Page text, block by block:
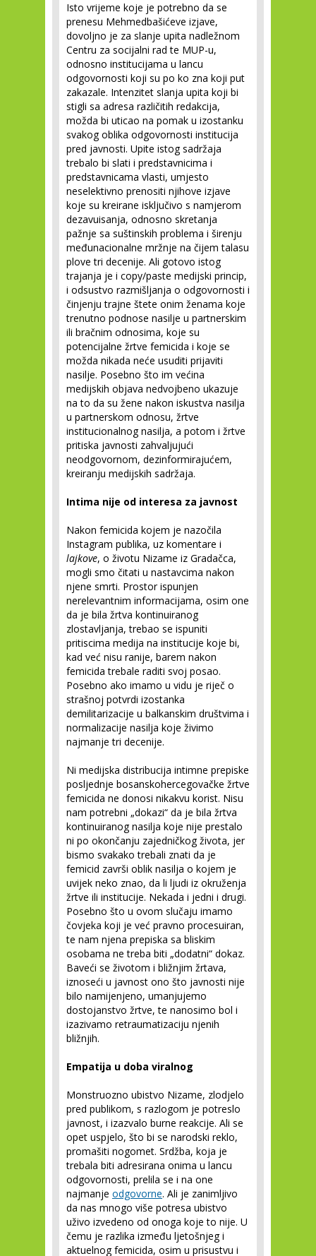
Isto vrijeme koje je potrebno da se
prenesu Mehmedbašićeve izjave,
dovoljno je za slanje upita nadležnom
Centru za socijalni rad te MUP-u,
odnosno institucijama u lancu
odgovornosti koji su po ko zna koji put
zakazale. Intenzitet slanja upita koji bi
stigli sa adresa različitih redakcija,
možda bi uticao na pomak u izostanku
svakog oblika odgovornosti institucija
pred javnosti. Upite istog sadržaja
trebalo bi slati i predstavnicima i
predstavnicama vlasti, umjesto
neselektivno prenositi njihove izjave
koje su kreirane isključivo s namjerom
dezavuisanja, odnosno skretanja
pažnje sa suštinskih problema i širenju
međunacionalne mržnje na čijem talasu
plove tri decenije. Ali gotovo istog
trajanja je i copy/paste medijski princip,
i odsustvo razmišljanja o odgovornosti i
činjenju trajne štete onim ženama koje
trenutno podnose nasilje u partnerskim
ili bračnim odnosima, koje su
potencijalne žrtve femicida i koje se
možda nikada neće usuditi prijaviti
nasilje. Posebno što im većina
medijskih objava nedvojbeno ukazuje
na to da su žene nakon iskustva nasilja
u partnerskom odnosu, žrtve
institucionalnog nasilja, a potom i žrtve
pritiska javnosti zahvaljujući
neodgovornom, dezinformirajućem,
kreiranju medijskih sadržaja.
Intima nije od interesa za javnost
Nakon femicida kojem je nazočila
Instagram publika, uz komentare i
lajkove, o životu Nizame iz Gradačca,
mogli smo čitati u nastavcima nakon
njene smrti. Prostor ispunjen
nerelevantnim informacijama, osim one
da je bila žrtva kontinuiranog
zlostavljanja, trebao se ispuniti
pritiscima medija na institucije koje bi,
kad već nisu ranije, barem nakon
femicida trebale raditi svoj posao.
Posebno ako imamo u vidu je riječ o
strašnoj potvrdi izostanka
demilitarizacije u balkanskim društvima i
normalizacije nasilja koje živimo
najmanje tri decenije.
Ni medijska distribucija intimne prepiske
posljednje bosanskohercegovačke žrtve
femicida ne donosi nikakvu korist. Nisu
nam potrebni „dokazi“ da je bila žrtva
kontinuiranog nasilja koje nije prestalo
ni po okončanju zajedničkog života, jer
bismo svakako trebali znati da je
femicid završi oblik nasilja o kojem je
uvijek neko znao, da li ljudi iz okruženja
žrtve ili institucije. Nekada i jedni i drugi.
Posebno što u ovom slučaju imamo
čovjeka koji je već pravno procesuiran,
te nam njena prepiska sa bliskim
osobama ne treba biti „dodatni“ dokaz.
Baveći se životom i bližnjim žrtava,
iznoseći u javnost ono što javnosti nije
bilo namijenjeno, umanjujemo
dostojanstvo žrtve, te nanosimo bol i
izazivamo retraumatizaciju njenih
bližnjih.
Empatija u doba viralnog
Monstruozno ubistvo Nizame, zlodjelo
pred publikom, s razlogom je potreslo
javnost, i izazvalo burne reakcije. Ali se
opet uspjelo, što bi se narodski reklo,
promašiti nogomet. Srdžba, koja je
trebala biti adresirana onima u lancu
odgovornosti, prelila se i na one
najmanje odgovorne. Ali je zanimljivo
da nas mnogo više potresa ubistvo
uživo izvedeno od onoga koje to nije. U
čemu je razlika između ljetošnjeg i
aktuelnog femicida, osim u prisustvu i